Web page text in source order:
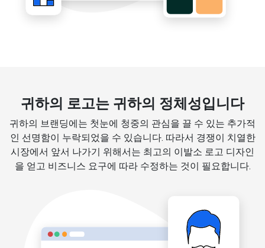
귀하의 로고는 귀하의 정체성입니다
귀하의 브랜딩에는 첫눈에 청중의 관심을 끌 수 있는 추가적
인 선명함이 누락되었을 수 있습니다. 따라서 경쟁이 치열한
시장에서 앞서 나가기 위해서는 최고의 이발소 로고 디자인
을 얻고 비즈니스 요구에 따라 수정하는 것이 필요합니다.